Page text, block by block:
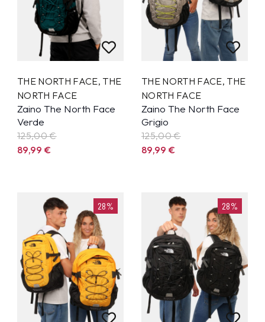
THE NORTH FACE, THE
NORTH FACE
Zaino The North Face
Verde
125,00 €
89,99€
THE NORTH FACE, THE
NORTH FACE
Zaino The North Face
Grigio
125,00 €
89,99€
28% 28%